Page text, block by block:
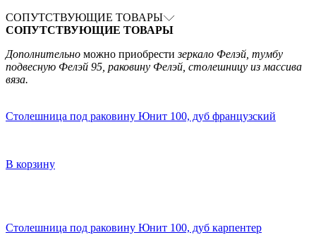
СОПУТСТВУЮЩИЕ ТОВАРЫ
СОПУТСТВУЮЩИЕ ТОВАРЫ
Дополнительно можно приобрестизеркало Фелэй, тумбу
подвесную Фелэй 95, раковину Фелэй, столешницу из массива
вяза.
Столешница под раковину Юнит 100, дуб французский
В корзину
Столешница под раковину Юнит 100, дуб карпентер